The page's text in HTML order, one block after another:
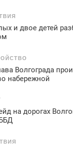
и двое детей
Волгограда
набережной
на дорогах